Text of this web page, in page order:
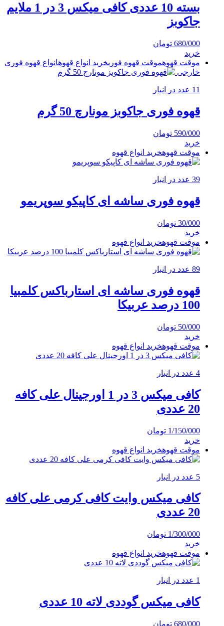
بسته 10 عددی کافی میکس 3 در 1 ملایم
جاکوبز
680/000 تومان
خرید
موقت قهوهموقت قهوه فوریخرید انواع قهوهانواع قهوه فوری
خارجی
11 عدد در انبار
قهوه فوری جاکوبز مونارچ 50 گرم
590/000 تومان
خرید
موقت قهوهخرید انواع قهوه
39 عدد در انبار
قهوه فوری ساشه ای کاپیکو سوپریمو
30/000 تومان
خرید
موقت قهوهخرید انواع قهوه
89 عدد در انبار
قهوه فوری ساشه ای استارباکس کلمبیا
100 درصد عربیکا
50/000 تومان
خرید
موقت قهوهخرید انواع قهوه
4 عدد در انبار
کافی میکس 3 در 1 اورجینال علی کافه
20 عددی
1/150/000 تومان
خرید
موقت قهوهخرید انواع قهوه
5 عدد در انبار
کافی میکس وایت کافی کرمی علی کافه
20 عددی
1/300/000 تومان
خرید
موقت قهوهخرید انواع قهوه
1 عدد در انبار
کافی میکس گوددی لاته 10 عددی
680/000 تومان